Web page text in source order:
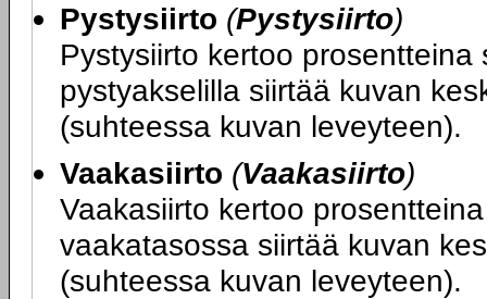
Pystysiirto (Pystysiirto)
Pystysiirto kertoo
pystyakselilla siirtää kuvan
(suhteessa kuvan leveyteen).
Vaakasiirto (Vaakasiirto)
Vaakasiirto kertoo
vaakatasossa siirtää kuvan
(suhteessa kuvan leveyteen).